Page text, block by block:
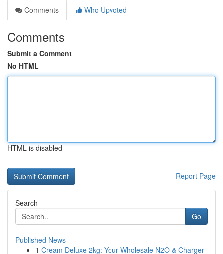
Comments
Who Upvoted
Comments
Submit a Comment
No HTML
HTML is disabled
Report Page
Search
Go
Published News
1 Cream Deluxe 2kg: Your Wholesale N2O & Charger